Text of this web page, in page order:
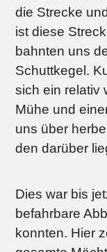
die Strecke
ist diese
bahnten uns
Schuttkegel.
sich ein relativ
Mühe und
uns über
den darüber
Dies war bis
befahrbare
konnten. Hier